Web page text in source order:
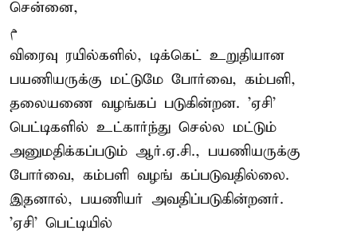
சென்னை,
م
விரைவு ரயில்களில், டிக்கெட் உறுதியான
பயணியருக்கு மட்டுமே போர்வை, கம்பளி,
தலையணை வழங்கப் படுகின்றன. 'ஏசி'
பெட்டிகளில் உட்கார்ந்து செல்ல மட்டும்
அனுமதிக்கப்படும் ஆர்.ஏ.சி., பயணியருக்கு
போர்வை, கம்பளி வழங் கப்படுவதில்லை.
இதனால், பயணியர் அவதிப்படுகின்றனர்.
'ஏசி' பெட்டியில்